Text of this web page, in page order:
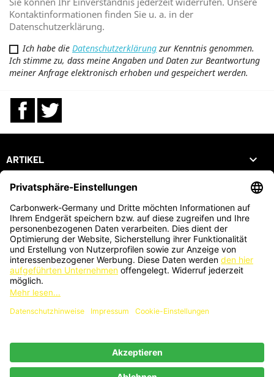
Kontaktinformationen finden Sie u. a. in der
Datenschutzerklärung.
Ich habe die Datenschutzerklärung zur Kenntnis genommen.
Ich stimme zu, dass meine Angaben und Daten zur Beantwortung
meiner Anfrage elektronisch erhoben und gespeichert werden.
Facebook
ARTIKEL 
UNTERNEHMEN 
DEIN KONTO 
SHOP